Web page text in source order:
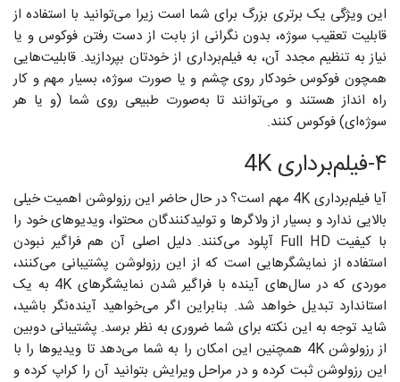
این ویژگی یک برتری بزرگ برای شما است زیرا می‌توانید با استفاده از
قابلیت تعقیب سوژه، بدون نگرانی از بابت از دست رفتن فوکوس و یا
نیاز به تنظیم مجدد آن، به فیلم‌برداری از خودتان بپردازید. قابلیت‌هایی
همچون فوکوس خودکار روی چشم و یا صورت سوژه، بسیار مهم و کار
راه انداز هستند و می‌توانند تا به‌صورت طبیعی روی شما (و یا هر
سوژه‌ای) فوکوس کنند.
۴-فیلم‌برداری 4K
آیا فیلم‌برداری 4K مهم است؟ در حال حاضر این رزولوشن اهمیت خیلی
بالایی ندارد و بسیار از ولاگرها و تولیدکنندگان محتوا، ویديوهای خود را
با کیفیت Full HD آپلود می‌کنند. دلیل اصلی آن هم فراگیر نبودن
استفاده از نمایشگرهایی است که از این رزولوشن پشتیبانی می‌کنند،
موردی که در سال‌های آینده با فراگیر شدن نمایشگرهای 4K به یک
استاندارد تبدیل خواهد شد. بنابراین اگر می‌خواهید آینده‌نگر باشید،
شاید توجه به این نکته برای شما ضروری به نظر برسد. پشتیبانی دوبین
از رزولوشن 4K همچنین این امکان را به شما می‌دهد تا ویديوها را با
این رزولوشن ثبت کرده و در مراحل ویرایش بتوانید آن را کراپ کرده و